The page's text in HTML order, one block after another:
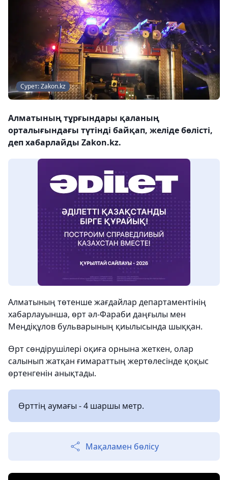
Сурет: Zakon.kz
Алматының тұрғындары қаланың
орталығындағы түтінді байқап, желіде бөлісті,
деп хабарлайды Zakon.kz.
Алматының төтенше жағдайлар департаментінің
хабарлауынша, өрт әл-Фараби даңғылы мен
Меңдіқұлов бульварының қиылысында шыққан.
Өрт сөндірушілері оқиға орнына жеткен, олар
салынып жатқан ғимараттың жертөлесінде қоқыс
өртенгенін анықтады.
Өрттің аумағы - 4 шаршы метр.
Мақаламен бөлісу